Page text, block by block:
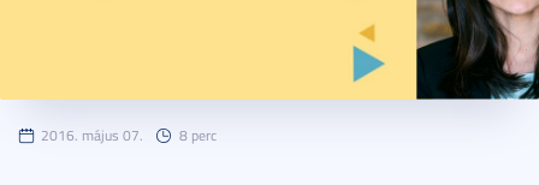
2016. május 07. 8 perc